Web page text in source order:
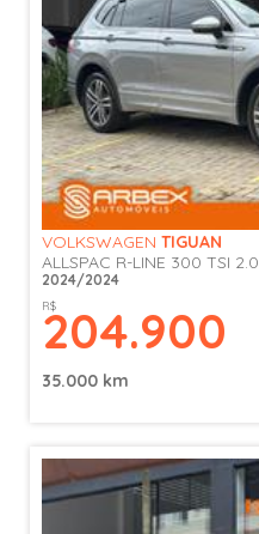
VOLKSWAGEN TIGUAN
ALLSPAC R-LINE 300 TSI 2.0
2024/2024
R$
204.900
35.000 km